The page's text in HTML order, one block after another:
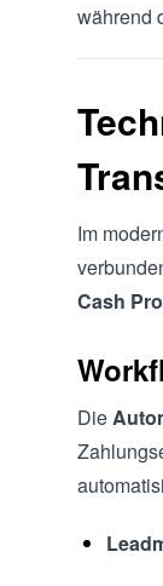
während
Im
Cash
Die